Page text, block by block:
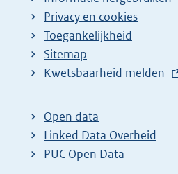
Privacy en cookies
Toegankelijkheid
Sitemap
E
t
e
r
Kwetsbaarheid melden
Open data
Linked Data Overheid
PUC Open Data